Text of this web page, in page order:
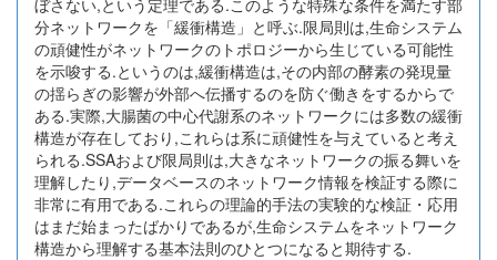
ぼさない,という定理である.このような特殊な条件を満たす部
分ネットワークを「緩衝構造」と呼ぶ.限局則は,生命システム
の頑健性がネットワークのトポロジーから生じている可能性
を示唆する.というのは,緩衝構造は,その内部の酵素の発現量
の揺らぎの影響が外部へ伝播するのを防ぐ働きをするからで
ある.実際,大腸菌の中心代謝系のネットワークには多数の緩衝
構造が存在しており,これらは系に頑健性を与えていると考え
られる.SSAおよび限局則は,大きなネットワークの振る舞いを
理解したり,データベースのネットワーク情報を検証する際に
非常に有用である.これらの理論的手法の実験的な検証・応用
はまだ始まったばかりであるが,生命システムをネットワーク
構造から理解する基本法則のひとつになると期待する.